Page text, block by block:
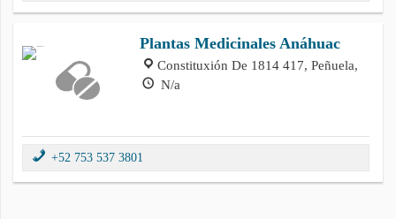
Plantas Medicinales Anáhuac
Constituxión De 1814 417, Peñuela,
N/a
+52 753 537 3801